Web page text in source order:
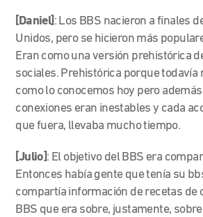
[Daniel] : Los BBS nacieron a finales
Unidos, pero se hicieron más
Eran como una versión prehistórica
sociales. Prehistórica porque todavía
como lo conocemos hoy pero
conexiones eran inestables y cada
que fuera, llevaba mucho tiempo.
[Julio]: El objetivo del BBS era
Entonces había gente que tenía su
compartía información de recetas de
BBS que era sobre, justamente,